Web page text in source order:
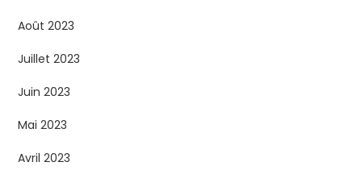
Août 2023
Juillet 2023
Juin 2023
Mai 2023
Avril 2023